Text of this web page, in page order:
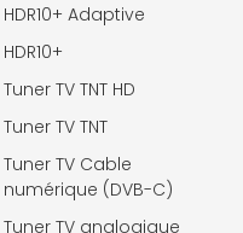
HDR10+ Adaptive
HDR10+
Tuner TV TNT HD
Tuner TV TNT
Tuner TV Cable
numérique (DVB-C)
Tuner TV analogique